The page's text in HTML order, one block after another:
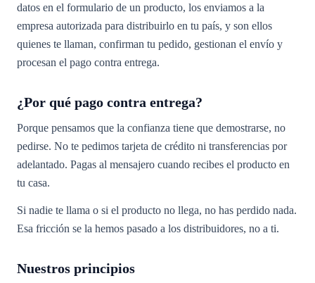
datos en el formulario de un producto, los enviamos a la
empresa autorizada para distribuirlo en tu país, y son ellos
quienes te llaman, confirman tu pedido, gestionan el envío y
procesan el pago contra entrega.
¿Por qué pago contra entrega?
Porque pensamos que la confianza tiene que demostrarse, no
pedirse. No te pedimos tarjeta de crédito ni transferencias por
adelantado. Pagas al mensajero cuando recibes el producto en
tu casa.
Si nadie te llama o si el producto no llega, no has perdido nada.
Esa fricción se la hemos pasado a los distribuidores, no a ti.
Nuestros principios